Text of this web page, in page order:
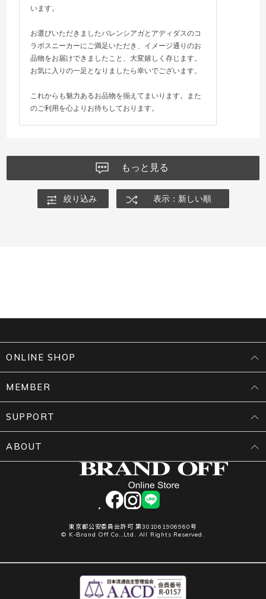
います。
お選びいただきましたバレンシアガとアディダスのコ
ラボスニーカーにご満足いただき、イメージ通りのお
品物をお届けできましたこと、大変嬉しく存じます。
お気に入りの一足となりましたら幸いでございます。
これからも魅力あるお品物を揃えてまいります。また
のご利用を心よりお待ちしております。
もっと見る
絞り込み 表示：新しい順
facebookinstagram
LINE
東京都公安委員会許可 第301061906960号
© K-Brand Off Co.,Ltd. All Rights Reserved.
ONLINE SHOP
MEMBER
SUPPORT
ABOUT